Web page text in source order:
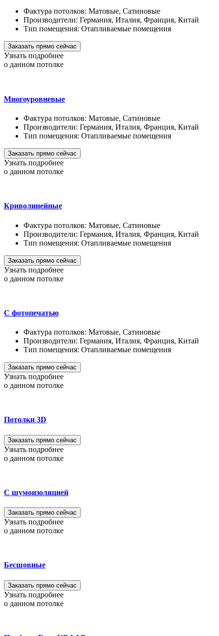
Фактура потолков: Матовые, Сатиновые
Производители: Германия, Италия, Франция, Китай
Тип помещения: Отапливаемые помещения
Заказать прямо сейчас
Узнать подробнее
о данном потолке
Многоуровневые
Фактура потолков: Матовые, Сатиновые
Производители: Германия, Италия, Франция, Китай
Тип помещения: Отапливаемые помещения
Заказать прямо сейчас
Узнать подробнее
о данном потолке
Криволинейные
Фактура потолков: Матовые, Сатиновые
Производители: Германия, Италия, Франция, Китай
Тип помещения: Отапливаемые помещения
Заказать прямо сейчас
Узнать подробнее
о данном потолке
С фотопечатью
Фактура потолков: Матовые, Сатиновые
Производители: Германия, Италия, Франция, Китай
Тип помещения: Отапливаемые помещения
Заказать прямо сейчас
Узнать подробнее
о данном потолке
Потолки 3D
Заказать прямо сейчас
Узнать подробнее
о данном потолке
С шумоизоляцией
Заказать прямо сейчас
Узнать подробнее
о данном потолке
Бесшовные
Заказать прямо сейчас
Узнать подробнее
о данном потолке